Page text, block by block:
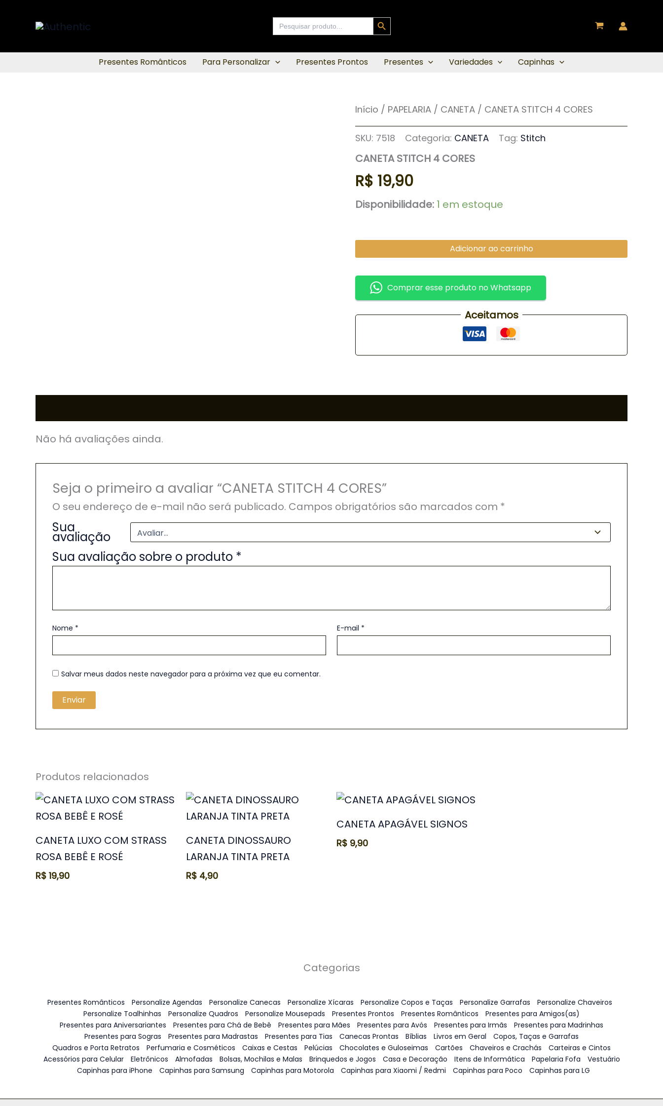
conteúdo
Search
for:
Search Button
Presentes Românticos Para Personalizar Presentes Prontos Presentes Variedades Capinhas
Início / PAPELARIA / CANETA / CANETA STITCH 4 CORES
SKU: 7518 Categoria: CANETA Tag: Stitch
CANETA STITCH 4 CORES
R$ 19,90
Disponibilidade: 1 em estoque
CANETA
4
CORES
Adicionar ao carrinho
Comprar esse produto no Whatsapp
Aceitamos
Não há avaliações ainda.
Seja o primeiro a avaliar “CANETA STITCH 4 CORES”
O seu endereço de e-mail não será publicado. Campos obrigatórios são marcados com *
Sua
avaliação
Sua avaliação sobre o produto *
Nome * E-mail *
Salvar meus dados neste navegador para a próxima vez que eu comentar.
Produtos relacionados
CANETA LUXO COM STRASS
ROSA BEBÊ E ROSÉ
R$ 19,90
CANETA DINOSSAURO
LARANJA TINTA PRETA
R$ 4,90
CANETA APAGÁVEL SIGNOS
R$ 9,90
Categorias
Presentes Românticos Personalize Agendas Personalize Canecas Personalize Xícaras Personalize Copos e Taças Personalize Garrafas
Personalize Chaveiros
Personalize Toalhinhas
Personalize Quadros Personalize Mousepads Presentes Prontos Presentes Românticos
Presentes para Amigos(as)
Presentes para Aniversariantes
Presentes para Chá de Bebê Presentes para Mães Presentes para Avós Presentes para Irmãs
Presentes para Madrinhas
Presentes para Sogras
Presentes para Madrastas Presentes para Tias Canecas Prontas Bíblias Livros em Geral
Copos, Taças e Garrafas
Quadros e Porta Retratos
Perfumaria e Cosméticos Caixas e Cestas Pelúcias Chocolates e Guloseimas Cartões Chaveiros e Crachás
Carteiras e Cintos
Acessórios para Celular
Eletrônicos Almofadas Bolsas, Mochilas e Malas Brinquedos e Jogos Casa e Decoração Itens de Informática Papelaria Fofa
Vestuário
Capinhas para iPhone
Capinhas para Samsung Capinhas para Motorola Capinhas para Xiaomi / Redmi Capinhas para Poco Capinhas para LG